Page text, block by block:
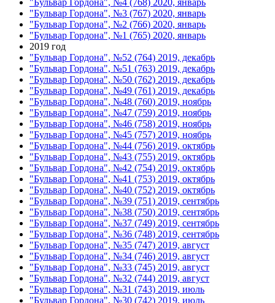
"Бульвар Гордона", №3 (767) 2020, январь
"Бульвар Гордона", №2 (766) 2020, январь
"Бульвар Гордона", №1 (765) 2020, январь
2019 год
"Бульвар Гордона", №52 (764) 2019, декабрь
"Бульвар Гордона", №51 (763) 2019, декабрь
"Бульвар Гордона", №50 (762) 2019, декабрь
"Бульвар Гордона", №49 (761) 2019, декабрь
"Бульвар Гордона", №48 (760) 2019, ноябрь
"Бульвар Гордона", №47 (759) 2019, ноябрь
"Бульвар Гордона", №46 (758) 2019, ноябрь
"Бульвар Гордона", №45 (757) 2019, ноябрь
"Бульвар Гордона", №44 (756) 2019, октябрь
"Бульвар Гордона", №43 (755) 2019, октябрь
"Бульвар Гордона", №42 (754) 2019, октябрь
"Бульвар Гордона", №41 (753) 2019, октябрь
"Бульвар Гордона", №40 (752) 2019, октябрь
"Бульвар Гордона", №39 (751) 2019, сентябрь
"Бульвар Гордона", №38 (750) 2019, сентябрь
"Бульвар Гордона", №37 (749) 2019, сентябрь
"Бульвар Гордона", №36 (748) 2019, сентябрь
"Бульвар Гордона", №35 (747) 2019, август
"Бульвар Гордона", №34 (746) 2019, август
"Бульвар Гордона", №33 (745) 2019, август
"Бульвар Гордона", №32 (744) 2019, август
"Бульвар Гордона", №31 (743) 2019, июль
"Бульвар Гордона", №30 (742) 2019, июль